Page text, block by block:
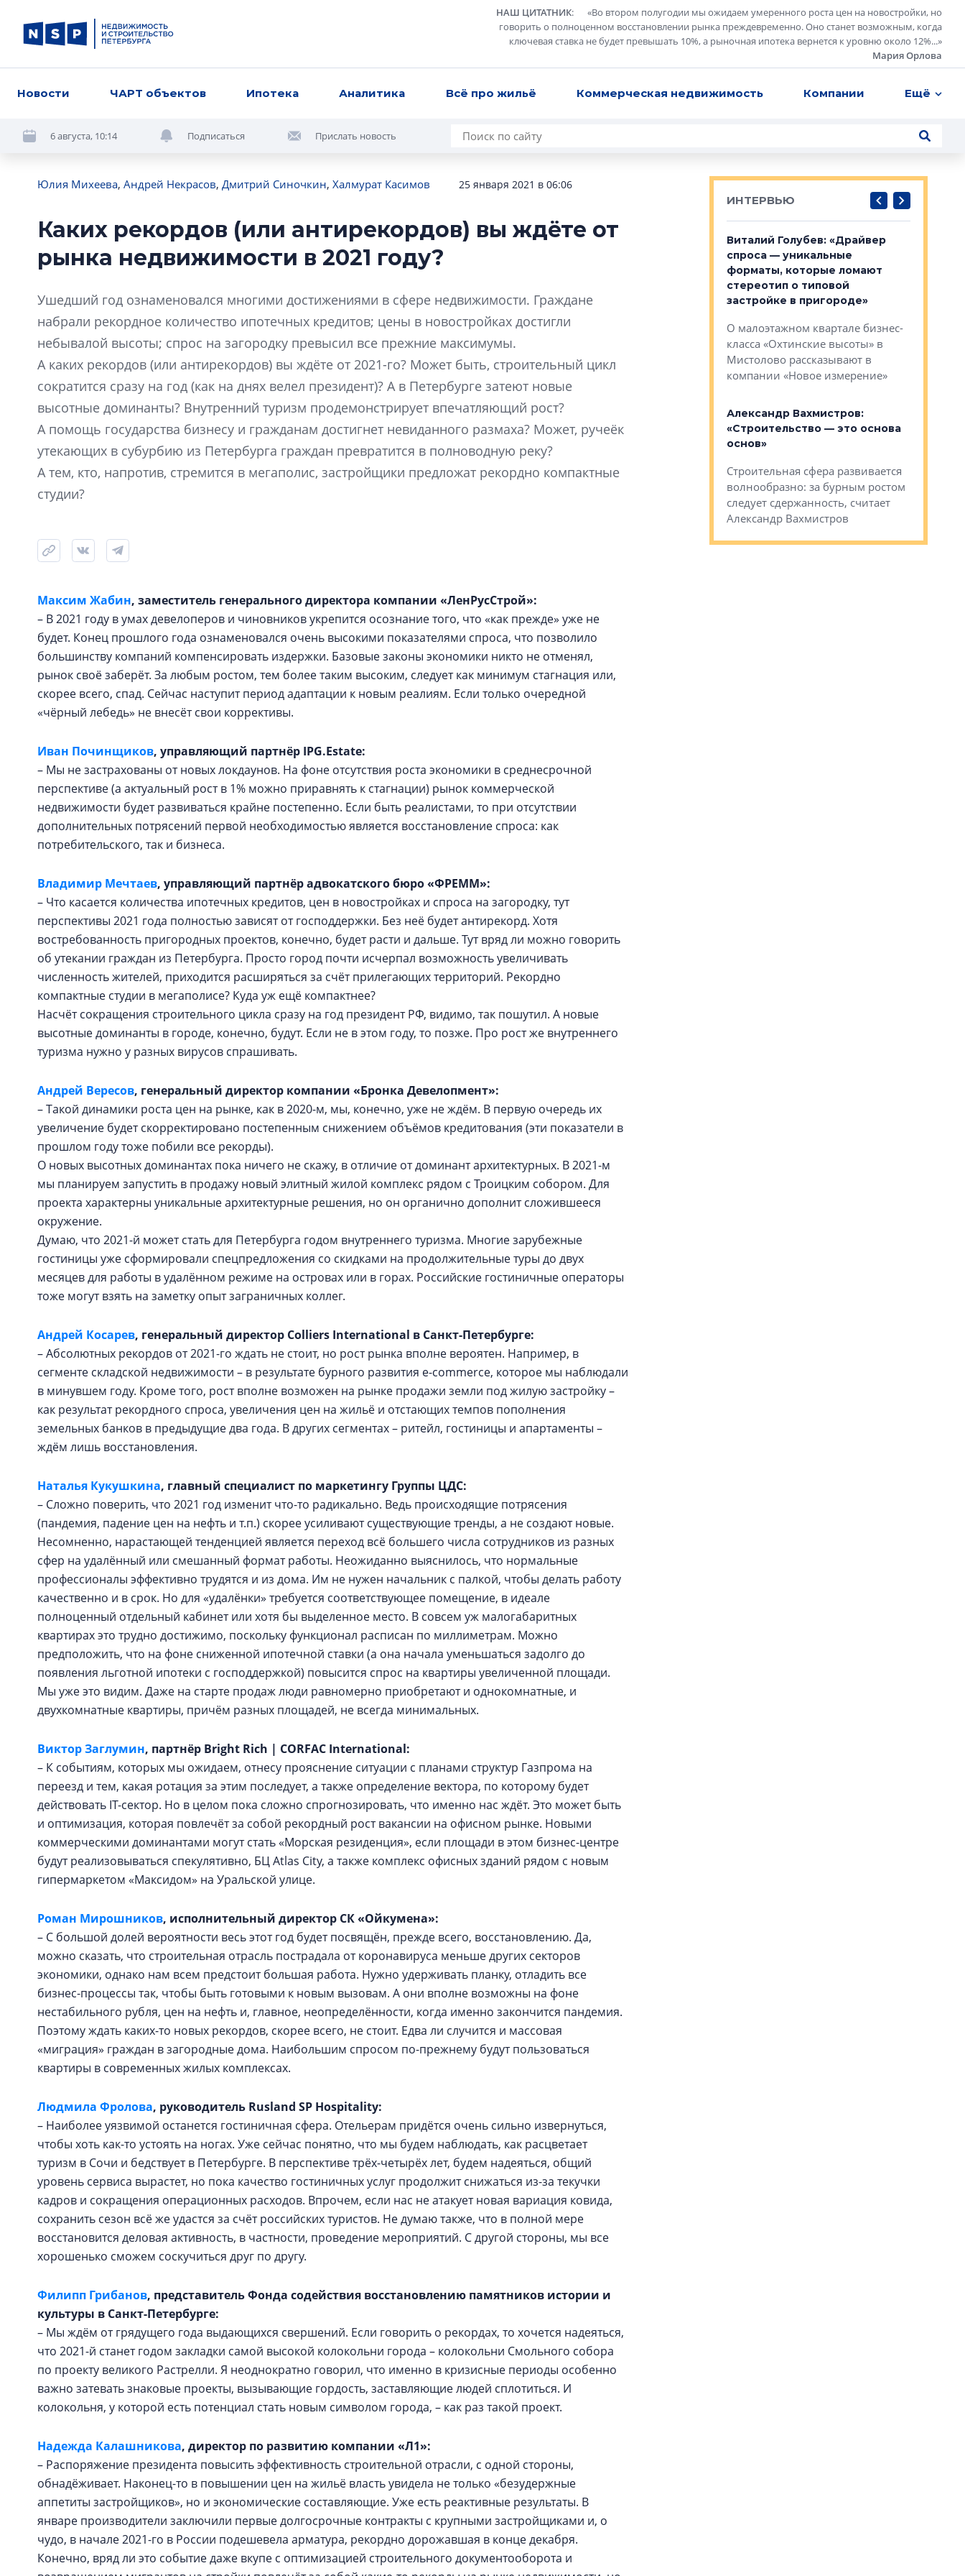
НАШ ЦИТАТНИК: «Во втором полугодии мы ожидаем умеренного роста цен на новостройки, но
говорить о полноценном восстановлении рынка преждевременно. Оно станет возможным, когда
ключевая ставка не будет превышать 10%, а рыночная ипотека вернется к уровню около 12%...»
Мария Орлова
Новости ЧАРТ объектов Ипотека Аналитика Всё про жильё Коммерческая недвижимость Компании Ещё
6 августа, 10:14 Подписаться Прислать новость
Юлия Михеева, Андрей Некрасов, Дмитрий Синочкин, Халмурат Касимов 25 января 2021 в 06:06
Каких рекордов (или антирекордов) вы ждёте от
рынка недвижимости в 2021 году?
Ушедший год ознаменовался многими достижениями в сфере недвижимости. Граждане
набрали рекордное количество ипотечных кредитов; цены в новостройках достигли
небывалой высоты; спрос на загородку превысил все прежние максимумы.
А каких рекордов (или антирекордов) вы ждёте от 2021-го? Может быть, строительный цикл
сократится сразу на год (как на днях велел президент)? А в Петербурге затеют новые
высотные доминанты? Внутренний туризм продемонстрирует впечатляющий рост?
А помощь государства бизнесу и гражданам достигнет невиданного размаха? Может, ручеёк
утекающих в субурбию из Петербурга граждан превратится в полноводную реку?
А тем, кто, напротив, стремится в мегаполис, застройщики предложат рекордно компактные
студии?
Максим Жабин, заместитель генерального директора компании «ЛенРусСтрой»:
– В 2021 году в умах девелоперов и чиновников укрепится осознание того, что «как прежде» уже не
будет. Конец прошлого года ознаменовался очень высокими показателями спроса, что позволило
большинству компаний компенсировать издержки. Базовые законы экономики никто не отменял,
рынок своё заберёт. За любым ростом, тем более таким высоким, следует как минимум стагнация или,
скорее всего, спад. Сейчас наступит период адаптации к новым реалиям. Если только очередной
«чёрный лебедь» не внесёт свои коррективы.
Иван Починщиков, управляющий партнёр IPG.Estate:
– Мы не застрахованы от новых локдаунов. На фоне отсутствия роста экономики в среднесрочной
перспективе (а актуальный рост в 1% можно приравнять к стагнации) рынок коммерческой
недвижимости будет развиваться крайне постепенно. Если быть реалистами, то при отсутствии
дополнительных потрясений первой необходимостью является восстановление спроса: как
потребительского, так и бизнеса.
Владимир Мечтаев, управляющий партнёр адвокатского бюро «ФРЕММ»:
– Что касается количества ипотечных кредитов, цен в новостройках и спроса на загородку, тут
перспективы 2021 года полностью зависят от господдержки. Без неё будет антирекорд. Хотя
востребованность пригородных проектов, конечно, будет расти и дальше. Тут вряд ли можно говорить
об утекании граждан из Петербурга. Просто город почти исчерпал возможность увеличивать
численность жителей, приходится расширяться за счёт прилегающих территорий. Рекордно
компактные студии в мегаполисе? Куда уж ещё компактнее?
Насчёт сокращения строительного цикла сразу на год президент РФ, видимо, так пошутил. А новые
высотные доминанты в городе, конечно, будут. Если не в этом году, то позже. Про рост же внутреннего
туризма нужно у разных вирусов спрашивать.
Андрей Вересов, генеральный директор компании «Бронка Девелопмент»:
– Такой динамики роста цен на рынке, как в 2020-м, мы, конечно, уже не ждём. В первую очередь их
увеличение будет скорректировано постепенным снижением объёмов кредитования (эти показатели в
прошлом году тоже побили все рекорды).
О новых высотных доминантах пока ничего не скажу, в отличие от доминант архитектурных. В 2021-м
мы планируем запустить в продажу новый элитный жилой комплекс рядом с Троицким собором. Для
проекта характерны уникальные архитектурные решения, но он органично дополнит сложившееся
окружение.
Думаю, что 2021-й может стать для Петербурга годом внутреннего туризма. Многие зарубежные
гостиницы уже сформировали спецпредложения со скидками на продолжительные туры до двух
месяцев для работы в удалённом режиме на островах или в горах. Российские гостиничные операторы
тоже могут взять на заметку опыт заграничных коллег.
Андрей Косарев, генеральный директор Colliers International в Санкт-Петербурге:
– Абсолютных рекордов от 2021-го ждать не стоит, но рост рынка вполне вероятен. Например, в
сегменте складской недвижимости – в результате бурного развития e-commerce, которое мы наблюдали
в минувшем году. Кроме того, рост вполне возможен на рынке продажи земли под жилую застройку –
как результат рекордного спроса, увеличения цен на жильё и отстающих темпов пополнения
земельных банков в предыдущие два года. В других сегментах – ритейл, гостиницы и апартаменты –
ждём лишь восстановления.
Наталья Кукушкина, главный специалист по маркетингу Группы ЦДС:
– Сложно поверить, что 2021 год изменит что-то радикально. Ведь происходящие потрясения
(пандемия, падение цен на нефть и т.п.) скорее усиливают существующие тренды, а не создают новые.
Несомненно, нарастающей тенденцией является переход всё большего числа сотрудников из разных
сфер на удалённый или смешанный формат работы. Неожиданно выяснилось, что нормальные
профессионалы эффективно трудятся и из дома. Им не нужен начальник с палкой, чтобы делать работу
качественно и в срок. Но для «удалёнки» требуется соответствующее помещение, в идеале
полноценный отдельный кабинет или хотя бы выделенное место. В совсем уж малогабаритных
квартирах это трудно достижимо, поскольку функционал расписан по миллиметрам. Можно
предположить, что на фоне сниженной ипотечной ставки (а она начала уменьшаться задолго до
появления льготной ипотеки с господдержкой) повысится спрос на квартиры увеличенной площади.
Мы уже это видим. Даже на старте продаж люди равномерно приобретают и однокомнатные, и
двухкомнатные квартиры, причём разных площадей, не всегда минимальных.
Виктор Заглумин, партнёр Bright Rich | CORFAC International:
– К событиям, которых мы ожидаем, отнесу прояснение ситуации с планами структур Газпрома на
переезд и тем, какая ротация за этим последует, а также определение вектора, по которому будет
действовать IT-сектор. Но в целом пока сложно спрогнозировать, что именно нас ждёт. Это может быть
и оптимизация, которая повлечёт за собой рекордный рост вакансии на офисном рынке. Новыми
коммерческими доминантами могут стать «Морская резиденция», если площади в этом бизнес-центре
будут реализовываться спекулятивно, БЦ Atlas City, а также комплекс офисных зданий рядом с новым
гипермаркетом «Максидом» на Уральской улице.
Роман Мирошников, исполнительный директор СК «Ойкумена»:
– С большой долей вероятности весь этот год будет посвящён, прежде всего, восстановлению. Да,
можно сказать, что строительная отрасль пострадала от коронавируса меньше других секторов
экономики, однако нам всем предстоит большая работа. Нужно удерживать планку, отладить все
бизнес-процессы так, чтобы быть готовыми к новым вызовам. А они вполне возможны на фоне
нестабильного рубля, цен на нефть и, главное, неопределённости, когда именно закончится пандемия.
Поэтому ждать каких-то новых рекордов, скорее всего, не стоит. Едва ли случится и массовая
«миграция» граждан в загородные дома. Наибольшим спросом по-прежнему будут пользоваться
квартиры в современных жилых комплексах.
Людмила Фролова, руководитель Rusland SP Hospitality:
– Наиболее уязвимой останется гостиничная сфера. Отельерам придётся очень сильно извернуться,
чтобы хоть как-то устоять на ногах. Уже сейчас понятно, что мы будем наблюдать, как расцветает
туризм в Сочи и бедствует в Петербурге. В перспективе трёх-четырёх лет, будем надеяться, общий
уровень сервиса вырастет, но пока качество гостиничных услуг продолжит снижаться из-за текучки
кадров и сокращения операционных расходов. Впрочем, если нас не атакует новая вариация ковида,
сохранить сезон всё же удастся за счёт российских туристов. Не думаю также, что в полной мере
восстановится деловая активность, в частности, проведение мероприятий. С другой стороны, мы все
хорошенько сможем соскучиться друг по другу.
Филипп Грибанов, представитель Фонда содействия восстановлению памятников истории и
культуры в Санкт-Петербурге:
– Мы ждём от грядущего года выдающихся свершений. Если говорить о рекордах, то хочется надеяться,
что 2021-й станет годом закладки самой высокой колокольни города – колокольни Смольного собора
по проекту великого Растрелли. Я неоднократно говорил, что именно в кризисные периоды особенно
важно затевать знаковые проекты, вызывающие гордость, заставляющие людей сплотиться. И
колокольня, у которой есть потенциал стать новым символом города, – как раз такой проект.
Надежда Калашникова, директор по развитию компании «Л1»:
– Распоряжение президента повысить эффективность строительной отрасли, с одной стороны,
обнадёживает. Наконец-то в повышении цен на жильё власть увидела не только «безудержные
аппетиты застройщиков», но и экономические составляющие. Уже есть реактивные результаты. В
январе производители заключили первые долгосрочные контракты с крупными застройщиками и, о
чудо, в начале 2021-го в России подешевела арматура, рекордно дорожавшая в конце декабря.
Конечно, вряд ли это событие даже вкупе с оптимизацией строительного документооборота и
ИНТЕРВЬЮ
Александр Свинолобов: «Мы
О потенциале «серого пояса»,
культуре рассказывает
Свинолобов
расширяем географию, а
диверсифицируем проекты»
О том, как девелопер
диверсифицирует проекты,
Виталий Голубев: «Драйвер
спроса — уникальные
форматы, которые ломают
стереотип о типовой
застройке в пригороде»
О малоэтажном квартале бизнес-
класса «Охтинские высоты» в
Мистолово рассказывают в
компании «Новое измерение»
Александр Вахмистров:
«Строительство — это основа
основ»
Строительная сфера развивается
волнообразно: за бурным ростом
следует сдержанность, считает
Александр Вахмистров